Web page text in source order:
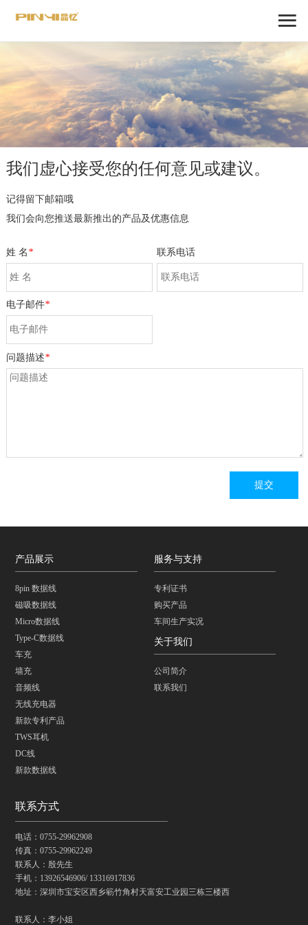
我们虚心接受您的任何意见或建议。
记得留下邮箱哦
我们会向您推送最新推出的产品及优惠信息
姓 名 * 联系电话
电子邮件*
问题描述*
产品展示
8pin 数据线
磁吸数据线
Micro数据线
Type-C数据线
车充
墙充
音频线
无线充电器
新款专利产品
TWS耳机
DC线
新款数据线
服务与支持
专利证书
购买产品
车间生产实况
关于我们
公司简介
联系我们
联系方式
电话：0755-29962908
传真：0755-29962249
联系人：殷先生
手机：13926546906/ 13316917836
地址：深圳市宝安区西乡簕竹角村天富安工业园三栋三楼西
联系人：李小姐